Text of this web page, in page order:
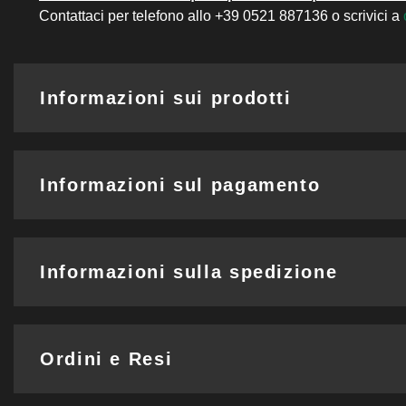
Contattaci per telefono allo +39 0521 887136 o scrivici a
Informazioni sui prodotti
Informazioni sul pagamento
Informazioni sulla spedizione
Ordini e Resi